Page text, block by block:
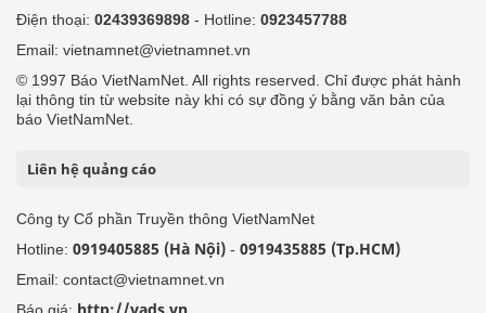
Điện thoại: 02439369898 - Hotline: 0923457788
Email: vietnamnet@vietnamnet.vn
© 1997 Báo VietNamNet. All rights reserved. Chỉ được phát hành
lại thông tin từ website này khi có sự đồng ý bằng văn bản của
báo VietNamNet.
Liên hệ quảng cáo
Công ty Cổ phần Truyền thông VietNamNet
Hotline: 0919405885 (Hà Nội) - 0919435885 (Tp.HCM)
Email: contact@vietnamnet.vn